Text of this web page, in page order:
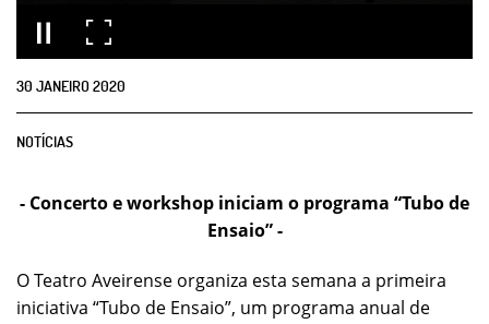
30 JANEIRO2020
NOTÍCIAS
- Concerto e workshop iniciam o programa “Tubo de
Ensaio” -
O Teatro Aveirense organiza esta semana a primeira
iniciativa “Tubo de Ensaio”, um programa anual de